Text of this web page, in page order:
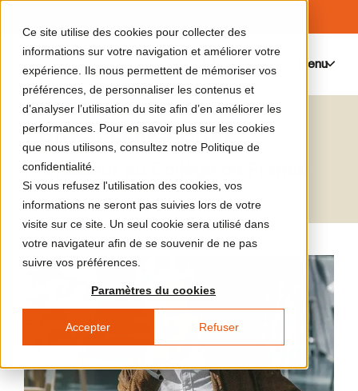
Ce site utilise des cookies pour collecter des
informations sur votre navigation et améliorer votre
expérience. Ils nous permettent de mémoriser vos
préférences, de personnaliser les contenus et
d’analyser l’utilisation du site afin d’en améliorer les
performances. Pour en savoir plus sur les cookies
que nous utilisons, consultez notre Politique de
confidentialité.
Si vous refusez l'utilisation des cookies, vos
informations ne seront pas suivies lors de votre
visite sur ce site. Un seul cookie sera utilisé dans
votre navigateur afin de se souvenir de ne pas
suivre vos préférences.
Paramètres du cookies
Accepter Refuser
Menu
Patrick Boucheron
Professeur au Collège de France